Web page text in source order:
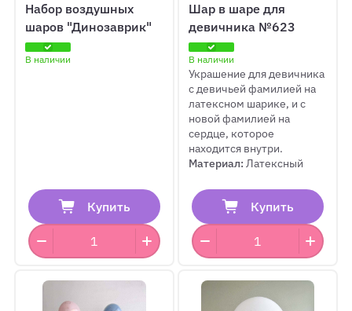
Набор воздушных
шаров "Динозаврик"
В наличии
Купить
Шар в шаре для
девичника №623
В наличии
Украшение для девичника
с девичьей фамилией на
латексном шарике, и с
новой фамилией на
сердце, которое
находится внутри.
Материал:Латексный
Купить